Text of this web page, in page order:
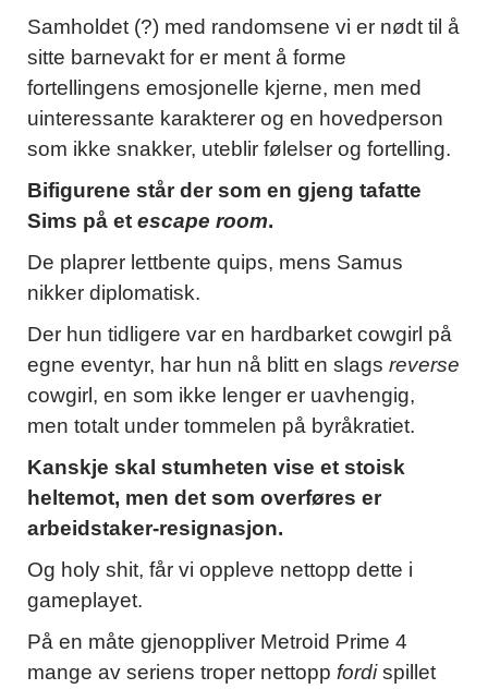
Samholdet (?) med randomsene vi er nødt til å
sitte barnevakt for er ment å forme
fortellingens emosjonelle kjerne, men med
uinteressante karakterer og en hovedperson
som ikke snakker, uteblir følelser og fortelling.
Bifigurene står der som en gjeng tafatte
Sims på et escape room.
De plaprer lettbente quips, mens Samus
nikker diplomatisk.
Der hun tidligere var en hardbarket cowgirl på
egne eventyr, har hun nå blitt en slags reverse
cowgirl, en som ikke lenger er uavhengig,
men totalt under tommelen på byråkratiet.
Kanskje skal stumheten vise et stoisk
heltemot, men det som overføres er
arbeidstaker-resignasjon.
Og holy shit, får vi oppleve nettopp dette i
gameplayet.
På en måte gjenoppliver Metroid Prime 4
mange av seriens troper nettopp fordispillet